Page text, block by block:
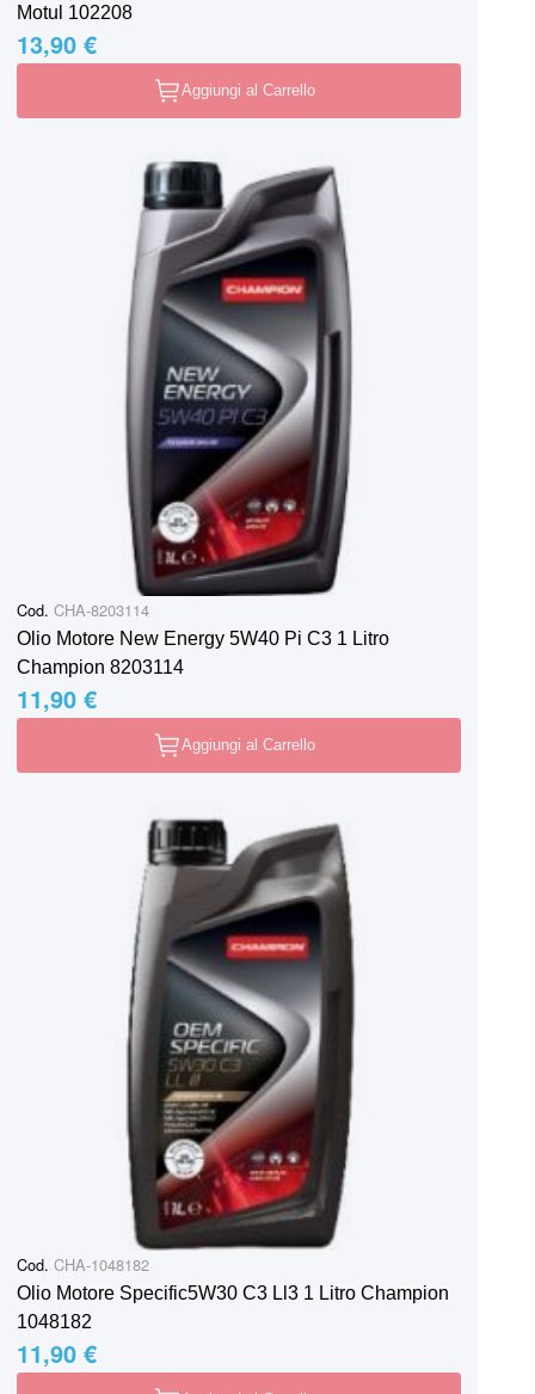
Motul 102208
13,90 €
Aggiungi al Carrello
Cod. CHA-8203114
Olio Motore New Energy 5W40 Pi C3 1 Litro
Champion 8203114
11,90 €
Aggiungi al Carrello
Cod. CHA-1048182
Olio Motore Specific5W30 C3 Ll3 1 Litro Champion
1048182
11,90 €